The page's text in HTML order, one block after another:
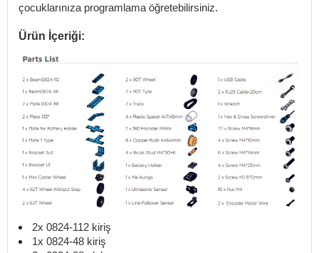
çocuklarınıza programlama öğretebilirsiniz.
Ürün İçeriği:
2x 0824-112 kiriş
1x 0824-48 kiriş